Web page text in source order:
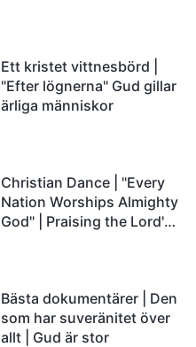
Ett kristet vittnesbörd |
"Efter lögnerna" Gud gillar
ärliga människor
Christian Dance | "Every
Nation Worships Almighty
God" | Praising the Lord's
Bästa dokumentärer | Den
som har suveränitet över
allt | Gud är stor